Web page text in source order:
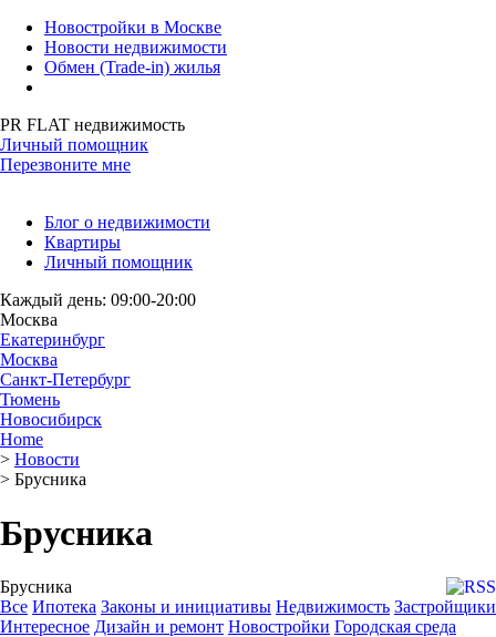
Новостройки в Москве
Новости недвижимости
Обмен (Trade-in) жилья
PR FLAT недвижимость
Личный помощник
Перезвоните мне
Блог о недвижимости
Квартиры
Личный помощник
Каждый день: 09:00-20:00
Москва
Екатеринбург
Москва
Санкт-Петербург
Тюмень
Новосибирск
Home
> Новости
> Брусника
Брусника
Брусника
Все Ипотека Законы и инициативы Недвижимость Застройщики
Интересное Дизайн и ремонт Новостройки Городская среда